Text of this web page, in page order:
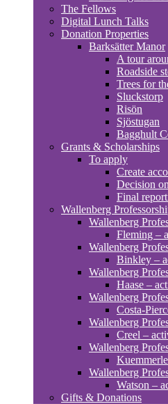
The Fellows
Digital Lunch Talks
Donation Properties
Barksätter Manor
A tour
Roadside
Trees for
Sluckstorp
Risön
Sjöstugan
Bagghult
Grants & Scholarships
To apply
Create
Decision
Final
Wallenberg
Wallenberg
Fleming –
Wallenberg
Binkley –
Wallenberg
Haase –
Wallenberg
Costa-
Wallenberg
Creel –
Wallenberg
Wallenberg
Watson –
Gifts & Donations